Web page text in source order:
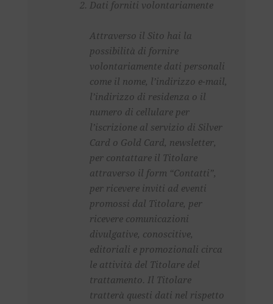
Dati forniti volontariamente
Attraverso il Sito hai la
possibilità di fornire
volontariamente dati personali
come il nome, l’indirizzo e-mail,
l’indirizzo di residenza o il
numero di cellulare per
l’iscrizione al servizio di Silver
Card o Gold Card, newsletter,
per contattare il Titolare
attraverso il form “Contatti”,
per ricevere inviti ad eventi
promossi dal Titolare, per
ricevere comunicazioni
divulgative, conoscitive,
editoriali e promozionali circa
le attività del Titolare del
trattamento. Il Titolare
tratterà questi dati nel rispetto